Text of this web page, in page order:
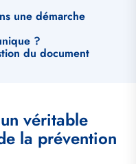
une démarche
?
du document
véritable
la prévention